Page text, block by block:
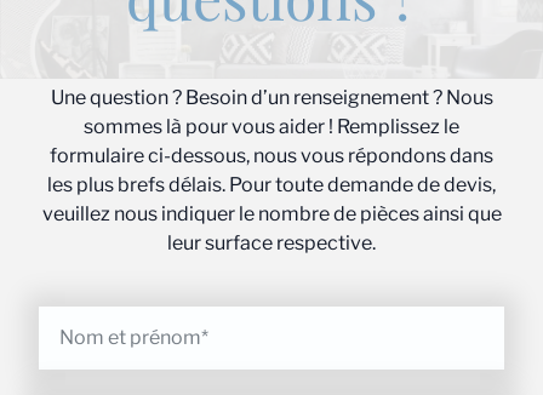
Une question ? Besoin d’un renseignement ? Nous
sommes là pour vous aider ! Remplissez le
formulaire ci-dessous, nous vous répondons dans
les plus brefs délais. Pour toute demande de devis,
veuillez nous indiquer le nombre de pièces ainsi que
leur surface respective.